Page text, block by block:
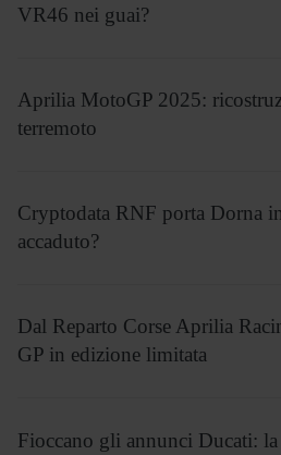
VR46 nei guai?
Aprilia MotoGP 2025:
terremoto
Cryptodata RNF porta Dorna
accaduto?
Dal Reparto Corse Aprilia
GP in edizione limitata
Fioccano gli annunci Ducati: